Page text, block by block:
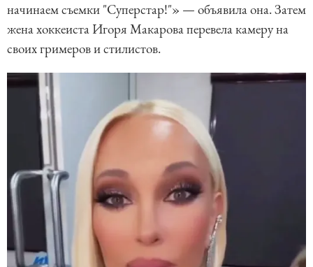
начинаем съемки "Суперстар!"» — объявила она. Затем
жена хоккеиста Игоря Макарова перевела камеру на
своих гримеров и стилистов.